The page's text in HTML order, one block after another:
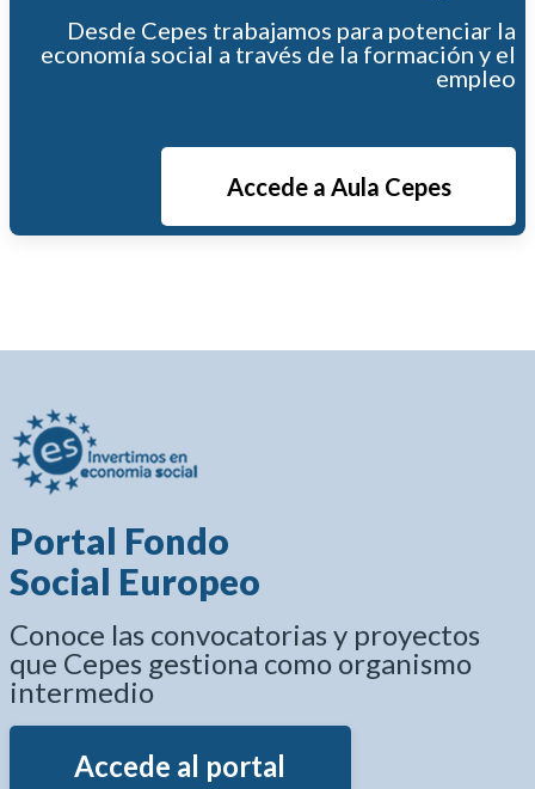
Desde Cepes trabajamos para potenciar la
economía social a través de la formación y el
empleo
Accede a Aula Cepes
Portal Fondo
Social Europeo
Conoce las convocatorias y proyectos
que Cepes gestiona como organismo
intermedio
Accede al portal